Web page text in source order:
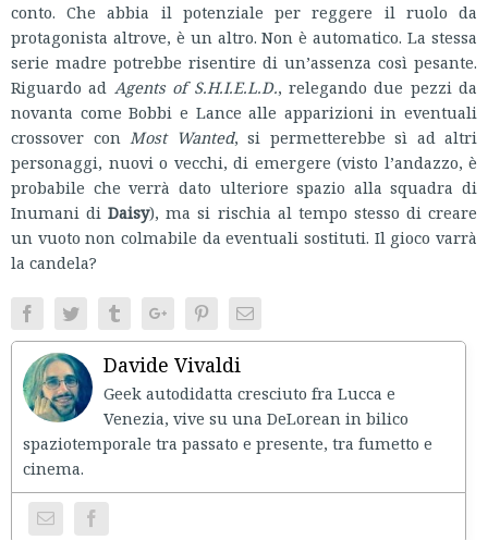
conto. Che abbia il potenziale per reggere il ruolo da
protagonista altrove, è un altro. Non è automatico. La stessa
serie madre potrebbe risentire di un’assenza così pesante.
Riguardo ad Agents of S.H.I.E.L.D., relegando due pezzi da
novanta come Bobbi e Lance alle apparizioni in eventuali
crossover con Most Wanted, si permetterebbe sì ad altri
personaggi, nuovi o vecchi, di emergere (visto l’andazzo, è
probabile che verrà dato ulteriore spazio alla squadra di
Inumani diDaisy), ma si rischia al tempo stesso di creare
un vuoto non colmabile da eventuali sostituti. Il gioco varrà
la candela?
FacebookTwitter TumblrGoogle+PinterestEmail
Davide Vivaldi
Geek autodidatta cresciuto fra Lucca e
Venezia, vive su una DeLorean in bilico
spaziotemporale tra passato e presente, tra fumetto e
cinema.